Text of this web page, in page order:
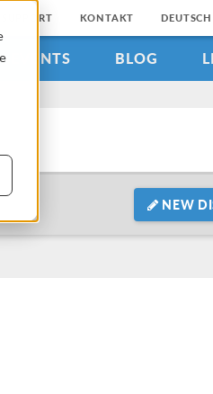
SUPPORT KONTAKT DEUTSCH
EVENTS BLOG
NEW